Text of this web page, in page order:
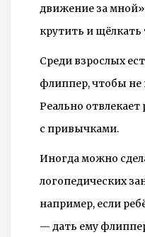
движение за
крутить и щёлкать
Среди взрослых
флиппер, чтобы не
Реально
с привычками.
Иногда можно
логопедических
например, если
— дать ему